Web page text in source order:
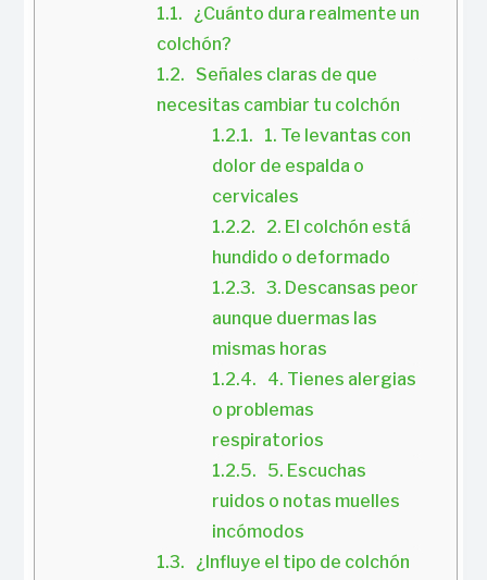
¿Cuánto dura realmente un
colchón?
Señales claras de que
necesitas cambiar tu colchón
1. Te levantas con
dolor de espalda o
cervicales
2. El colchón está
hundido o deformado
3. Descansas peor
aunque duermas las
mismas horas
4. Tienes alergias
o problemas
respiratorios
5. Escuchas
ruidos o notas muelles
incómodos
¿Influye el tipo de colchón